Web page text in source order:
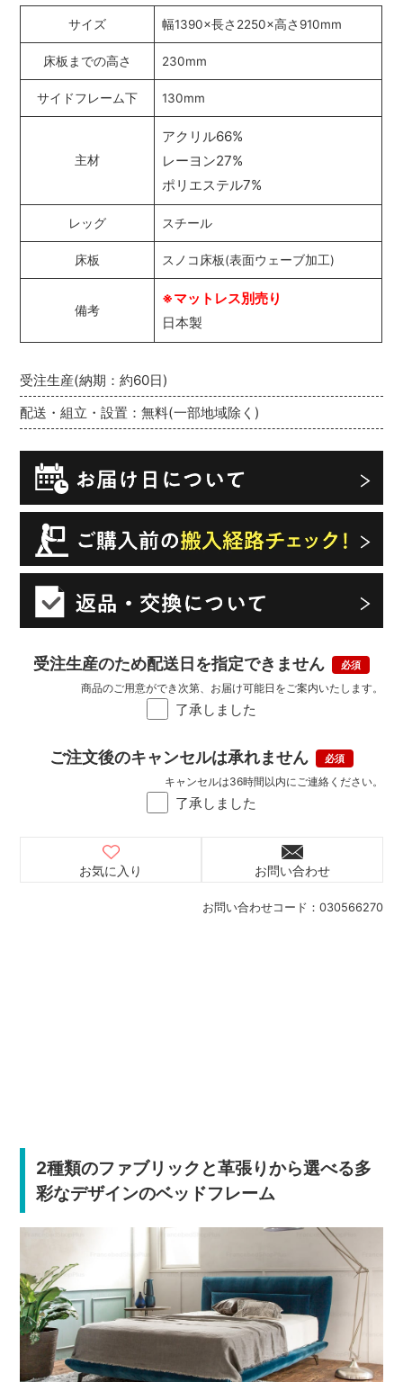
お問い合わせコード： 030566270
受注生産(納期：約60日)
配送・組立・設置：無料(一部地域除く)
受注生産のため配送日を指定できません
了承しました
商品のご用意ができ次第、お届け可能日をご案内いたします。
ご注文後のキャンセルは承れません
了承しました
キャンセルは36時間以内にご連絡ください。
お気に入り お問い合わせ
2種類のファブリックと革張りから選べる多
彩なデザインのベッドフレーム
サイズ 幅1390×長さ2250×高さ910mm
床板までの高さ 230mm
サイドフレーム下 130mm
主材
アクリル66%
レーヨン27%
ポリエステル7%
レッグ スチール
床板 スノコ床板(表面ウェーブ加工)
備考
※マットレス別売り
日本製